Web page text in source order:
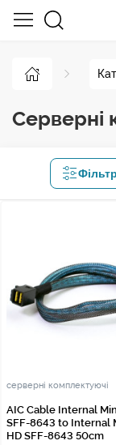
Серверні
Фільтр
серверні комплектуючі
AIC Cable Internal
SFF-8643 to Internal
HD SFF-8643 50cm